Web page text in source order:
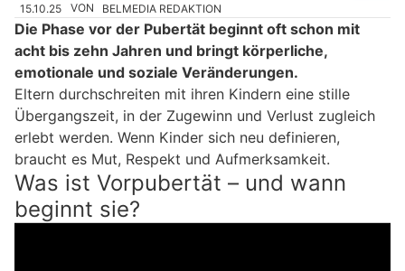
15.10.25 VON BELMEDIA REDAKTION
Die Phase vor der Pubertät beginnt oft schon mit
acht bis zehn Jahren und bringt körperliche,
emotionale und soziale Veränderungen.
Eltern durchschreiten mit ihren Kindern eine stille
Übergangszeit, in der Zugewinn und Verlust zugleich
erlebt werden. Wenn Kinder sich neu definieren,
braucht es Mut, Respekt und Aufmerksamkeit.
Was ist Vorpubertät – und wann
beginnt sie?